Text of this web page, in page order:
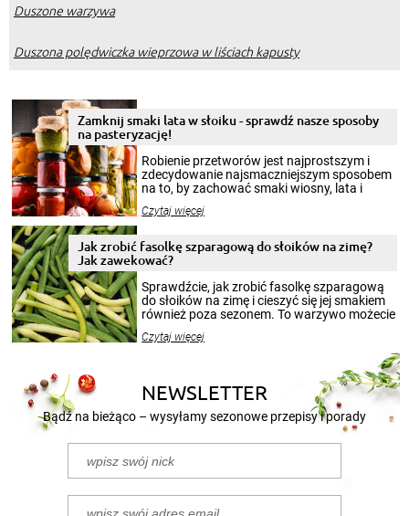
Duszone warzywa
Duszona polędwiczka wieprzowa w liściach kapusty
Zamknij smaki lata w słoiku - sprawdź nasze sposoby
na pasteryzację!
Robienie przetworów jest najprostszym i
zdecydowanie najsmaczniejszym sposobem
na to, by zachować smaki wiosny, lata i
krajobrazów, by cieszyć nimi oko w sezonie
pełni poczuć atmosferę cieplejszych
miesięcy. Przygotowanie słoików ze
patenty, które pozwolą zachować świeżość
przetworów.
Czytaj więcej
Jak zrobić fasolkę szparagową do słoików na zimę?
Jak zawekować?
Sprawdźcie, jak zrobić fasolkę szparagową
do słoików na zimę i cieszyć się jej smakiem
również poza sezonem. To warzywo możecie
nasze propozycje!
Czytaj więcej
NEWSLETTER
Bądź na bieżąco – wysyłamy sezonowe przepisy i porady